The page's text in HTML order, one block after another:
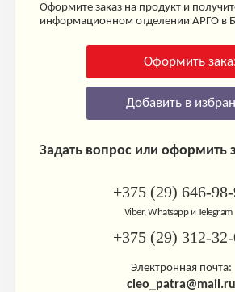
Оформите заказ на продукт и
информационном отделении АРГО в
Оформить
Добавить в
Задать вопрос или оформить
+375 (29) 646-
Viber, Whatsapp и Telegram
+375 (29) 312-
Электронная почта:
cleo_patra@mail.ru